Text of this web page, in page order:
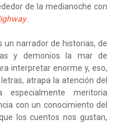
de la medianoche con
.
narrador de historias, de
y demonios la mar de
interpretar enorme y, eso,
atrapa la atención del
especialmente meritoria
con un conocimiento del
los cuentos nos gustan,